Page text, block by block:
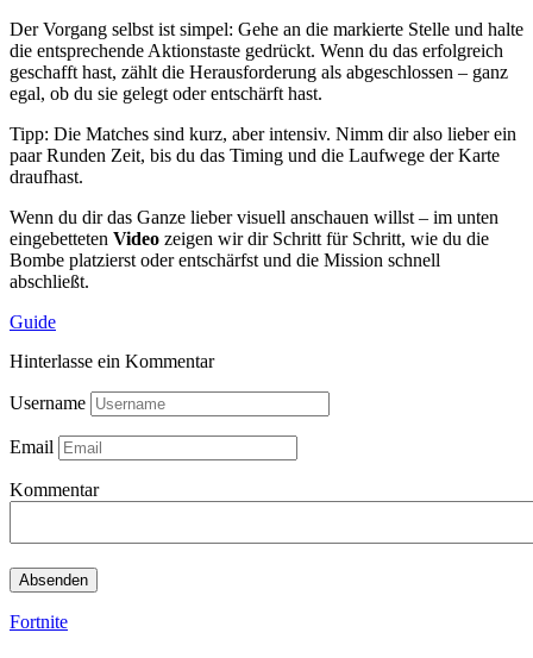
Der Vorgang selbst ist simpel: Gehe an die markierte Stelle und halte
die entsprechende Aktionstaste gedrückt. Wenn du das erfolgreich
geschafft hast, zählt die Herausforderung als abgeschlossen – ganz
egal, ob du sie gelegt oder entschärft hast.
Tipp: Die Matches sind kurz, aber intensiv. Nimm dir also lieber ein
paar Runden Zeit, bis du das Timing und die Laufwege der Karte
draufhast.
Wenn du dir das Ganze lieber visuell anschauen willst – im unten
eingebetteten Video zeigen wir dir Schritt für Schritt, wie du die
Bombe platzierst oder entschärfst und die Mission schnell
abschließt.
Guide
Hinterlasse ein Kommentar
Username
Email
Kommentar
Fortnite